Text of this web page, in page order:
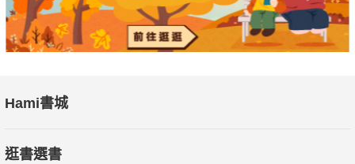
Hami書城
逛書選書